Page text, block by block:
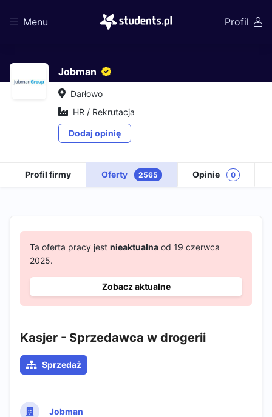
Menu Profil
Jobman
Darłowo
HR / Rekrutacja
Dodaj opinię
Profil firmy Oferty 2565 Opinie 0
Ta oferta pracy jest nieaktualna od 19 czerwca
2025.
Zobacz aktualne
Kasjer - Sprzedawca w drogerii
Sprzedaż
Jobman